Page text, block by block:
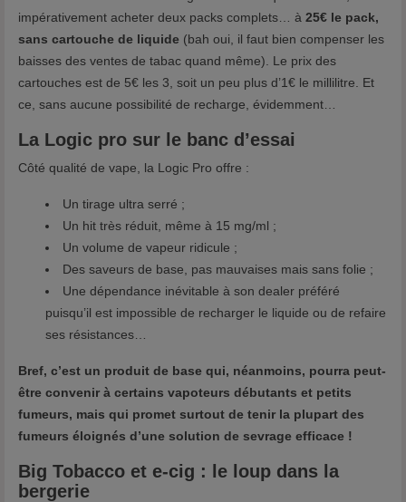
impérativement acheter deux packs complets… à 25€ le pack,
sans cartouche de liquide (bah oui, il faut bien compenser les
baisses des ventes de tabac quand même). Le prix des
cartouches est de 5€ les 3, soit un peu plus d’1€ le millilitre. Et
ce, sans aucune possibilité de recharge, évidemment…
La Logic pro sur le banc d’essai
Côté qualité de vape, la Logic Pro offre :
Un tirage ultra serré ;
Un hit très réduit, même à 15 mg/ml ;
Un volume de vapeur ridicule ;
Des saveurs de base, pas mauvaises mais sans folie ;
Une dépendance inévitable à son dealer préféré
puisqu’il est impossible de recharger le liquide ou de refaire
ses résistances…
Bref, c’est un produit de base qui, néanmoins, pourra peut-
être convenir à certains vapoteurs débutants et petits
fumeurs, mais qui promet surtout de tenir la plupart des
fumeurs éloignés d’une solution de sevrage efficace !
Big Tobacco et e-cig : le loup dans la
bergerie